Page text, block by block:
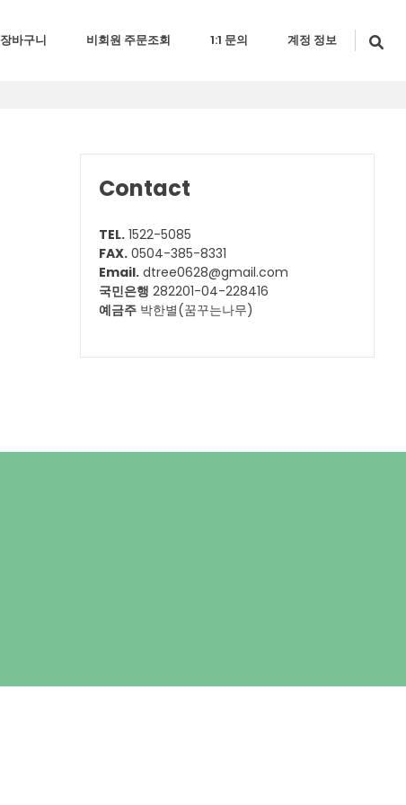
장바구니 비회원 주문조회 1:1 문의 계정 정보
Contact
TEL. 1522-5085
FAX. 0504-385-8331
Email. dtree0628@gmail.com
국민은행 282201-04-228416
예금주 박한별(꿈꾸는나무)